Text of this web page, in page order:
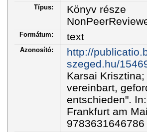
Típus:
Könyv része
Formátum: text
Azonosító:
http://
szeged.hu/
Karsai
vereinbart,
entschieden".
Frankfurt am
9783631646786